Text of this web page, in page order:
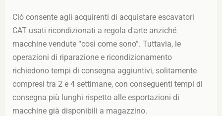
Ciò consente agli acquirenti di acquistare escavatori
CAT usati ricondizionati a regola d'arte anziché
macchine vendute “così come sono”. Tuttavia, le
operazioni di riparazione e ricondizionamento
richiedono tempi di consegna aggiuntivi, solitamente
compresi tra 2 e 4 settimane, con conseguenti tempi di
consegna più lunghi rispetto alle esportazioni di
macchine già disponibili a magazzino.